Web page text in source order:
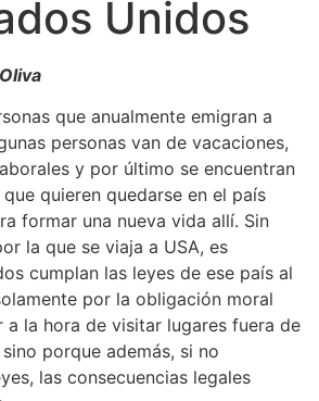
Unidos
que anualmente emigran a
personas van de vacaciones,
y por último se encuentran
quieren quedarse en el país
formar una nueva vida allí. Sin
la que se viaja a USA, es
cumplan las leyes de ese país al
por la obligación moral
a la hora de visitar lugares fuera de
porque además, si no
las consecuencias legales